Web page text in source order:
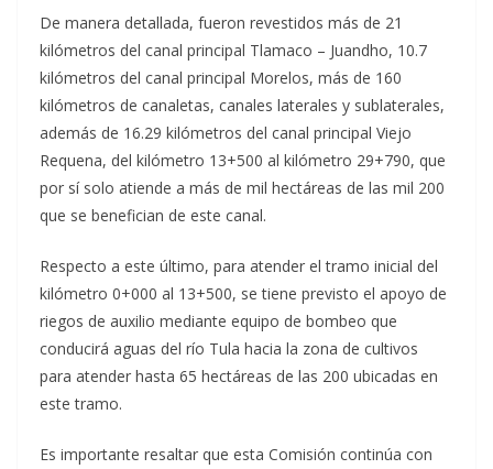
De manera detallada, fueron revestidos más de 21
kilómetros del canal principal Tlamaco – Juandho, 10.7
kilómetros del canal principal Morelos, más de 160
kilómetros de canaletas, canales laterales y sublaterales,
además de 16.29 kilómetros del canal principal Viejo
Requena, del kilómetro 13+500 al kilómetro 29+790, que
por sí solo atiende a más de mil hectáreas de las mil 200
que se benefician de este canal.
Respecto a este último, para atender el tramo inicial del
kilómetro 0+000 al 13+500, se tiene previsto el apoyo de
riegos de auxilio mediante equipo de bombeo que
conducirá aguas del río Tula hacia la zona de cultivos
para atender hasta 65 hectáreas de las 200 ubicadas en
este tramo.
Es importante resaltar que esta Comisión continúa con